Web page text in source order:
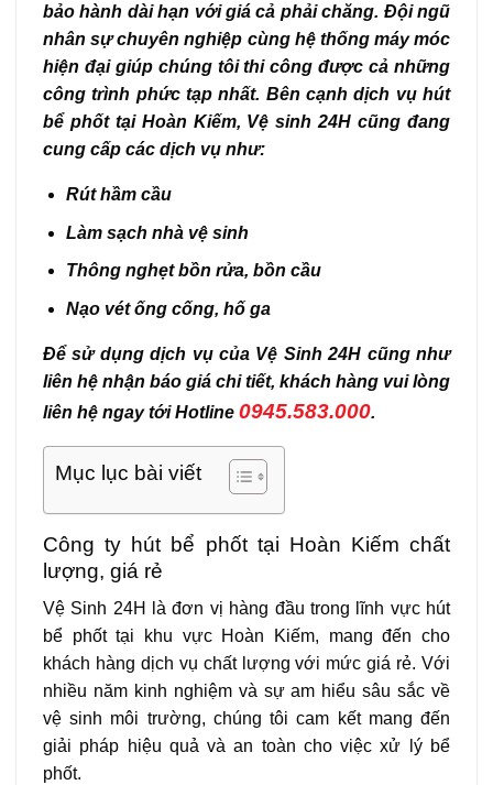
bảo hành dài hạn với giá cả phải chăng. Đội ngũ
nhân sự chuyên nghiệp cùng hệ thống máy móc
hiện đại giúp chúng tôi thi công được cả những
công trình phức tạp nhất. Bên cạnh dịch vụ hút
bể phốt tại Hoàn Kiếm, Vệ sinh 24H cũng đang
cung cấp các dịch vụ như:
Rút hầm cầu
Làm sạch nhà vệ sinh
Thông nghẹt bồn rửa, bồn cầu
Nạo vét ống cống, hố ga
Để sử dụng dịch vụ của Vệ Sinh 24H cũng như
liên hệ nhận báo giá chi tiết, khách hàng vui lòng
liên hệ ngay tới Hotline 0945.583.000.
Mục lục bài viết
Công ty hút bể phốt tại Hoàn Kiếm chất
lượng, giá rẻ
Vệ Sinh 24H là đơn vị hàng đầu trong lĩnh vực hút
bể phốt tại khu vực Hoàn Kiếm, mang đến cho
khách hàng dịch vụ chất lượng với mức giá rẻ. Với
nhiều năm kinh nghiệm và sự am hiểu sâu sắc về
vệ sinh môi trường, chúng tôi cam kết mang đến
giải pháp hiệu quả và an toàn cho việc xử lý bể
phốt.